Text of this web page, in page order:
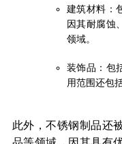
建筑材料：
因其耐腐蚀
领域。
装饰品：包
用范围还包
此外，不锈钢制品还